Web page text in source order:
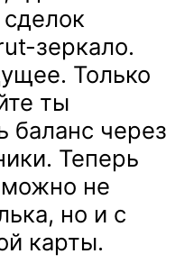
зеркало.
Только
ты
баланс через
Теперь
можно не
но и с
карты.